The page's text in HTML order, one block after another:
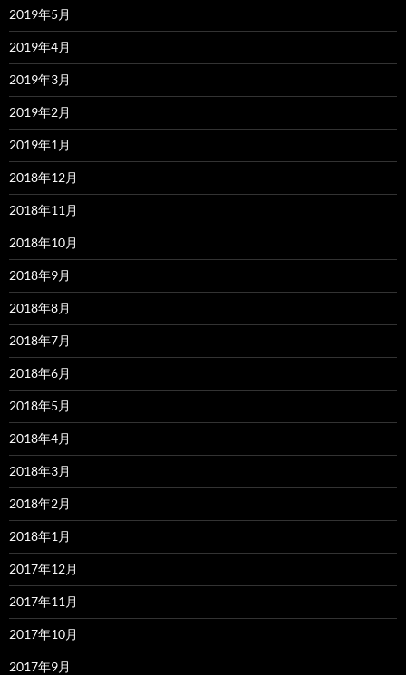
2019年5月
2019年4月
2019年3月
2019年2月
2019年1月
2018年12月
2018年11月
2018年10月
2018年9月
2018年8月
2018年7月
2018年6月
2018年5月
2018年4月
2018年3月
2018年2月
2018年1月
2017年12月
2017年11月
2017年10月
2017年9月